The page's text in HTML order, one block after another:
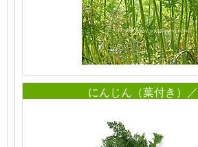
にんじん（葉付き）